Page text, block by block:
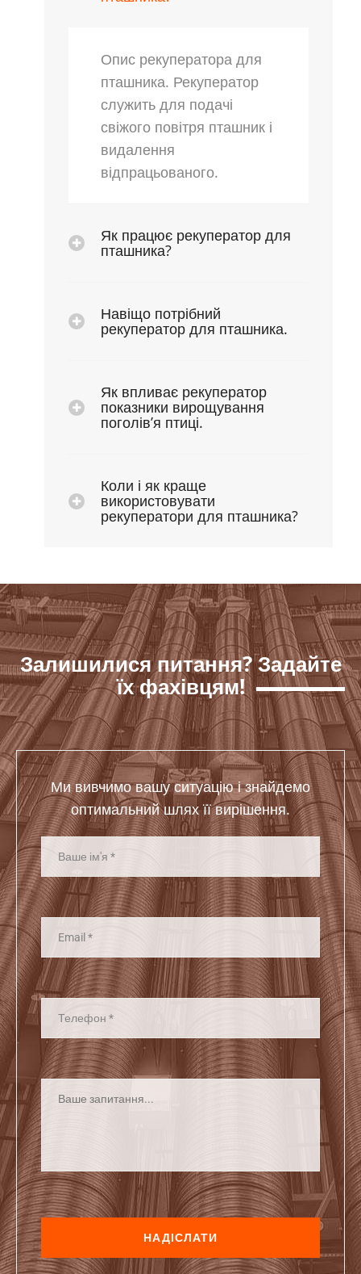
Опис рекуператора для
пташника. Рекуператор
служить для подачі
свіжого повітря пташник і
видалення
відпрацьованого.
Як працює рекуператор для
пташника?
Навіщо потрібний
рекуператор для пташника.
Як впливає рекуператор
показники вирощування
поголів’я птиці.
Коли і як краще
використовувати
рекуператори для пташника?
Залишилися питання? Задайте
їх фахівцям!
Ми вивчимо вашу ситуацію і знайдемо
оптимальний шлях її вирішення.